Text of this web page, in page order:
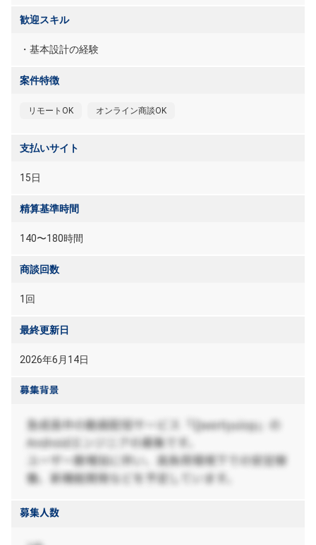
歓迎スキル
・基本設計の経験
案件特徴
リモートOK オンライン商談OK
支払いサイト
15日
精算基準時間
140〜180時間
商談回数
1回
最終更新日
2026年6月14日